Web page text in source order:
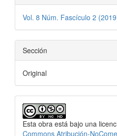
Vol. 8 Núm. Fascículo 2
Sección
Original
Esta obra está bajo una
Commons Atribución-